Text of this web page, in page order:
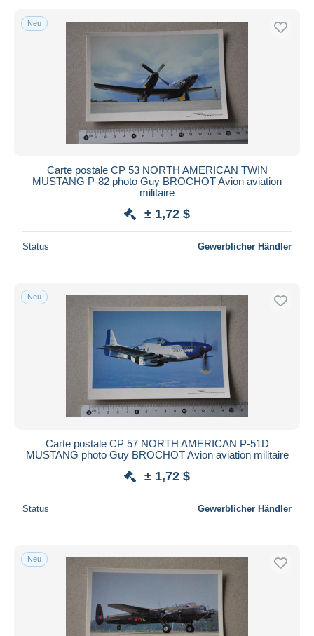
Neu
Carte postale CP 53 NORTH AMERICAN TWIN
MUSTANG P-82 photo Guy BROCHOT Avion aviation
militaire
± 1,72 $
Status Gewerblicher Händler
Neu
Carte postale CP 57 NORTH AMERICAN P-51D
MUSTANG photo Guy BROCHOT Avion aviation militaire
± 1,72 $
Status Gewerblicher Händler
Neu